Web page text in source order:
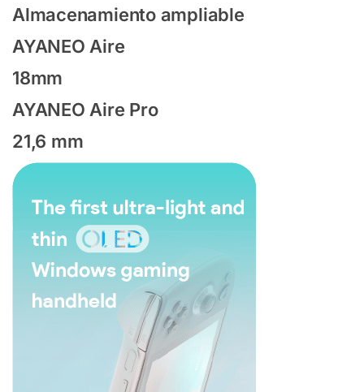
Almacenamiento ampliable
AYANEO Aire
18mm
AYANEO Aire Pro
21,6 mm